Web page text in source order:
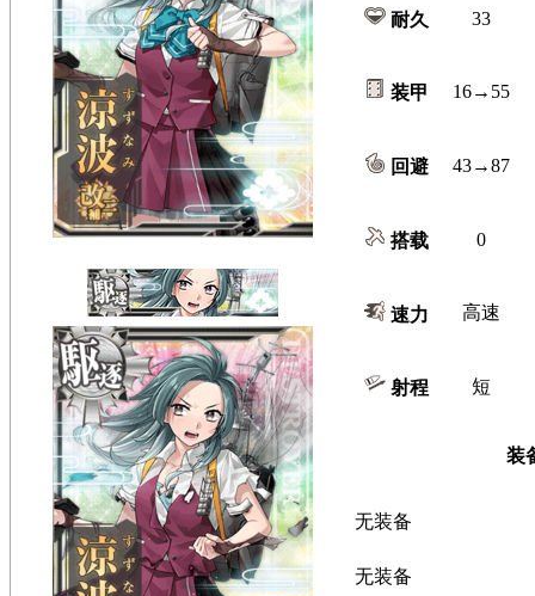
耐久 33
装甲 16→55
回避 43→87
搭载 0
速力 高速
射程 短
装
无装备
无装备